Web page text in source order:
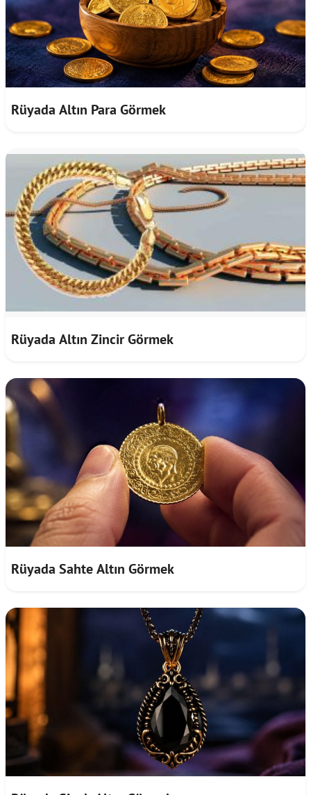
Rüyada Altın Para Görmek
Rüyada Altın Zincir Görmek
Rüyada Sahte Altın Görmek